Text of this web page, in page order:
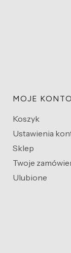
MOJE KONTO
Koszyk
Ustawienia
Sklep
Twoje
Ulubione